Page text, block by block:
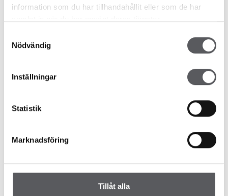
information som du har tillhandahållit eller som de har
Nödvändig
Inställningar
Statistik
Marknadsföring
Tillåt alla